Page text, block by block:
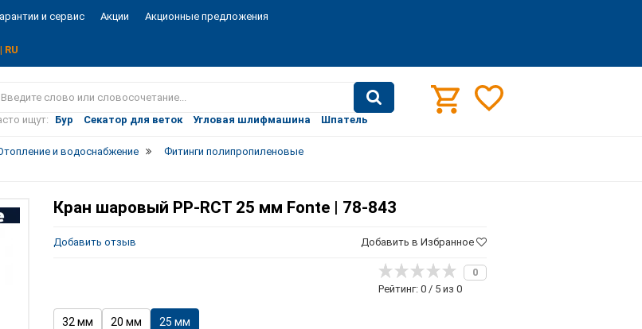
и сервис Акции Акционные предложения
| RU
ищут: Бур Секатор для веток Угловая шлифмашина Шпатель
и водоснабжение
Фитинги полипропиленовые
Кран шаровый PP-RCT 25 мм Fonte | 78-843
Добавить отзыв Добавить в Избранное
0
Рейтинг: 0 / 5 из 0
32 мм 20 мм 25 мм